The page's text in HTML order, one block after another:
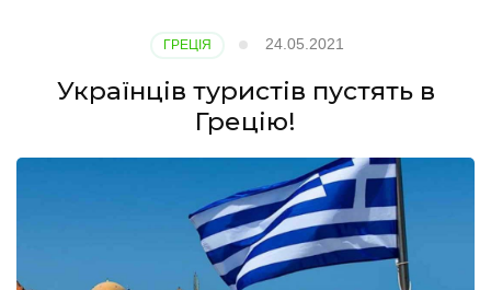
ГРЕЦІЯ 24.05.2021
Українців туристів пустять в
Грецію!